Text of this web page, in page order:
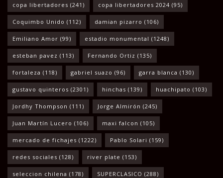
copa libertadores (241) copa libertadores 2024 (95)
Coquimbo Unido (112) damian pizarro (106)
Emiliano Amor (99) estadio monumental (1248)
esteban pavez (113) Fernando Ortiz (135)
fortaleza (118) gabriel suazo (96) garra blanca (130)
gustavo quinteros (2301) hinchas (139) huachipato (103)
Jordhy Thompson (111) Jorge Almirón (245)
Juan Martín Lucero (106) maxi falcon (105)
mercado de fichajes (1222) Pablo Solari (159)
redes sociales (128) river plate (153)
seleccion chilena (178) SUPERCLASICO (288)